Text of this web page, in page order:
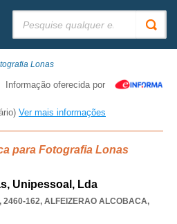
Lonas
Informação oferecida por
Ver mais informações
para Fotografia Lonas
Unipessoal, Lda
2460-162, ALFEIZERAO ALCOBACA,